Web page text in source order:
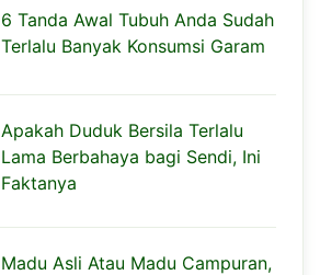
6 Tanda Awal Tubuh Anda Sudah
Terlalu Banyak Konsumsi Garam
Apakah Duduk Bersila Terlalu
Lama Berbahaya bagi Sendi, Ini
Faktanya
Madu Asli Atau Madu Campuran,